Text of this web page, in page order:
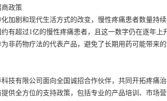
政策
加剧和现代生活方式的改变，慢性疼痛患者数量持
有超过1亿的慢性疼痛患者，且这一数字仍在逐年上
非药物疗法的代表产品，避免了长期用药可能带来
技有限公司面向全国诚招合作伙伴，共同开拓疼痛治
供全方位的支持政策，包括专业的产品培训、市场